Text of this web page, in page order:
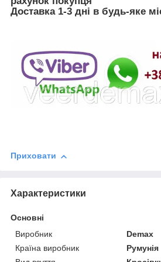
Доставка 1-3 дні в будь-яке
Приховати
Характеристики
Основні
Виробник
Demax
Країна виробник
Румунія